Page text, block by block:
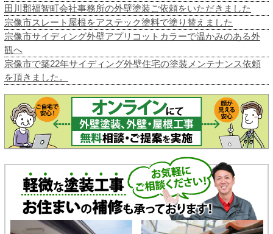
田川郡福智町会社事務所の外壁塗装ご依頼をいただきました
宗像市スレート屋根をアステック塗料で塗り替えました
宗像市サイディング外壁アプリコットカラーで温かみのある外
観へ
宗像市で築22年サイディング外壁住宅の塗装メンテナンス依頼
を頂きました。